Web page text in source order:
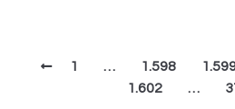
1 … 1.598
1.602
…